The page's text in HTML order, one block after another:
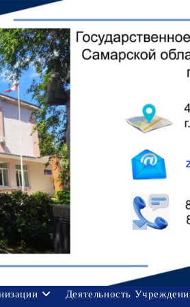
Деятельность